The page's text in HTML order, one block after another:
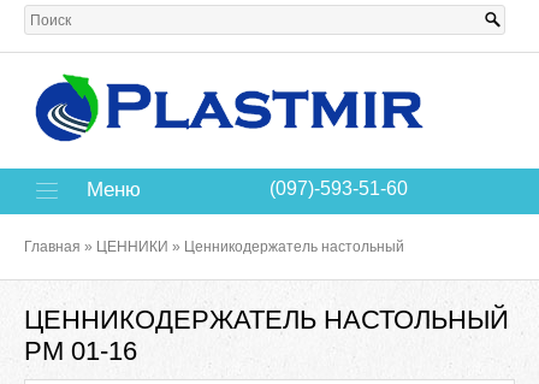
Меню (097)-593-51-60
Главная » ЦЕННИКИ » Ценникодержатель настольный
ЦЕННИКОДЕРЖАТЕЛЬ НАСТОЛЬНЫЙ
РМ 01-16